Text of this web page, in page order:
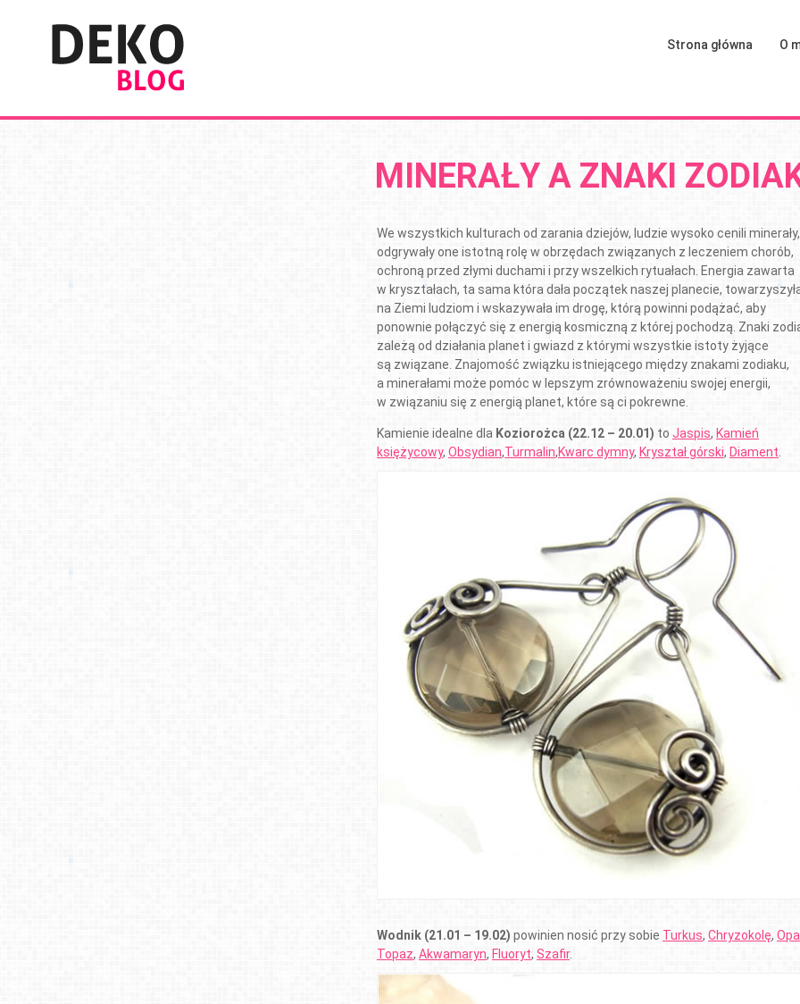
Strona główna O
MINERAŁY A ZNAKI
We wszystkich kulturach od zarania dziejów, ludzie wysoko cenili minerały,
odgrywały one istotną rolę w obrzędach związanych z leczeniem chorób,
ochroną przed złymi duchami i przy wszelkich rytuałach. Energia zawarta
w kryształach, ta sama która dała początek naszej planecie,
na Ziemi ludziom i wskazywała im drogę, którą powinni podążać, aby
ponownie połączyć się z energią kosmiczną z której pochodzą. Znaki
zależą od działania planet i gwiazd z którymi wszystkie istoty żyjące
są związane. Znajomość związku istniejącego między znakami zodiaku,
a minerałami może pomóc w lepszym zrównoważeniu swojej energii,
w związaniu się z energią planet, które są ci pokrewne.
Kamienie idealne dla Koziorożca (22.12 – 20.01) to Jaspis, Kamień
księżycowy, Obsydian,Turmalin,Kwarc dymny, Kryształ górski, Diament
Wodnik (21.01 – 19.02) powinien nosić przy sobie Turkus, Chryzokolę,
Topaz, Akwamaryn, Fluoryt, Szafir.